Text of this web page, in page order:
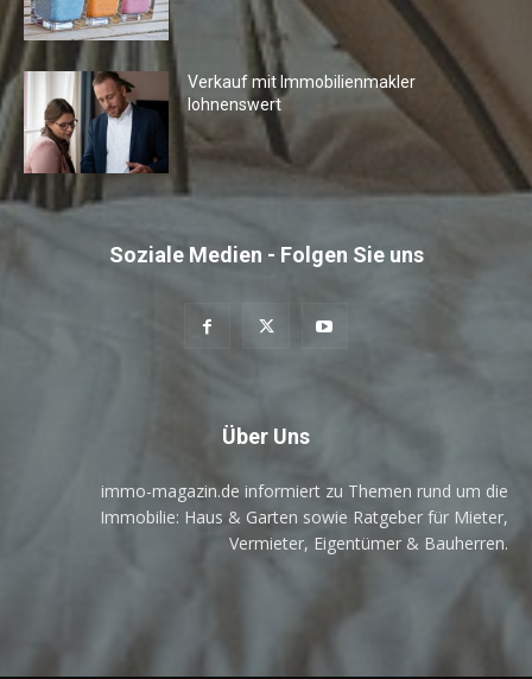
Verkauf mit Immobilienmakler
lohnenswert
Soziale Medien - Folgen Sie uns
Über Uns
immo-magazin.de informiert zu Themen rund um die
Immobilie: Haus & Garten sowie Ratgeber für Mieter,
Vermieter, Eigentümer & Bauherren.